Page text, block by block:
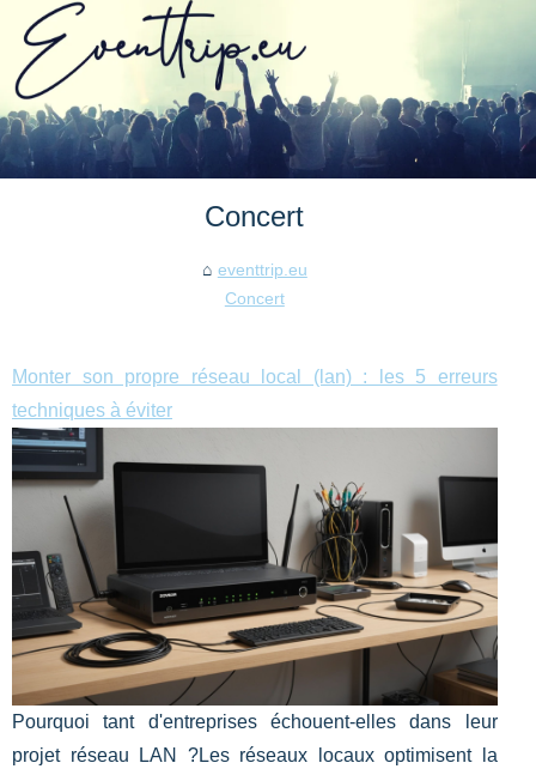
Concert
eventtrip.eu
Concert
Monter son propre réseau local (lan) : les 5 erreurs
techniques à éviter
Pourquoi tant d'entreprises échouent-elles dans leur
projet réseau LAN ?Les réseaux locaux optimisent la